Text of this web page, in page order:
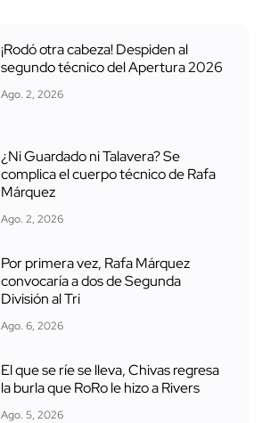
¡Rodó otra cabeza! Despiden al
segundo técnico del Apertura 2026
Ago. 2, 2026
¿Ni Guardado ni Talavera? Se
complica el cuerpo técnico de Rafa
Márquez
Ago. 2, 2026
Por primera vez, Rafa Márquez
convocaría a dos de Segunda
División al Tri
Ago. 6, 2026
El que se ríe se lleva, Chivas regresa
la burla que RoRo le hizo a Rivers
Ago. 5, 2026